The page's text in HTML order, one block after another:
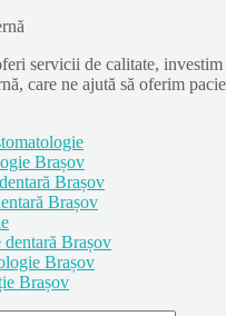
servicii de calitate,
care ne ajută să oferim
Brașov
Brașov
Brașov
Brașov
Brașov
Brașov